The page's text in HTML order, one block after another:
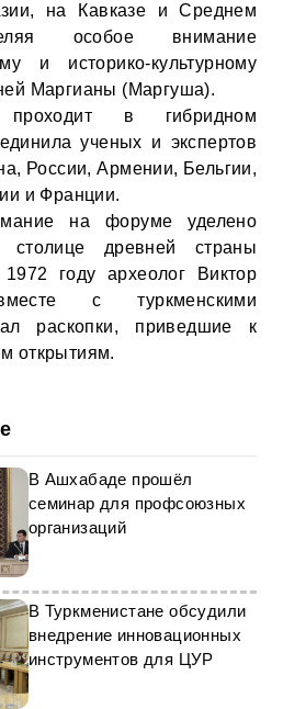
на Кавказе и Среднем
особое внимание
и историко-культурному
Маргианы (Маргуша).
проходит в гибридном
ученых и экспертов
России, Армении, Бельгии,
и Франции.
на форуме уделено
древней страны
году археолог Виктор
с туркменскими
раскопки, приведшие к
открытиям.
В Ашхабаде прошёл
семинар для профсоюзных
организаций
В Туркменистане обсудили
внедрение инновационных
инструментов для ЦУР